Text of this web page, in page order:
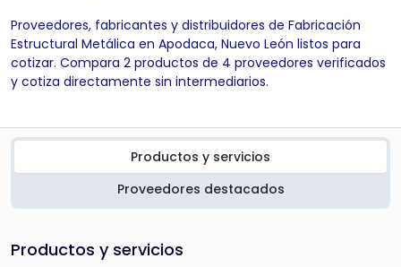
Proveedores, fabricantes y distribuidores de Fabricación
Estructural Metálica en Apodaca, Nuevo León listos para
cotizar. Compara 2 productos de 4 proveedores verificados
y cotiza directamente sin intermediarios.
Productos y servicios
Proveedores destacados
Productos y servicios